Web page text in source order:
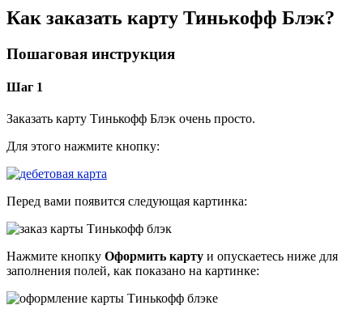
Как заказать карту Тинькофф Блэк?
Пошаговая инструкция
Шаг 1
Заказать карту Тинькофф Блэк очень просто.
Для этого нажмите кнопку:
Перед вами появится следующая картинка:
Нажмите кнопку Оформить карту и опускаетесь ниже для
заполнения полей, как показано на картинке: